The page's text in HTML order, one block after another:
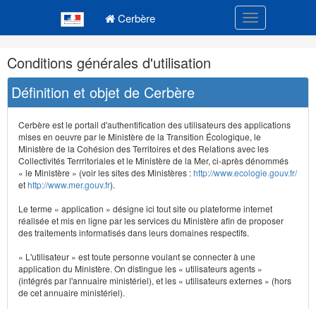
Cerbère Toggle
Navigation
et
outils
annexes
Conditions générales d'utilisation
Définition et objet de Cerbère
Cerbère est le portail d'authentification des utilisateurs des applications
mises en oeuvre par le Ministère de la Transition Écologique, le
Ministère de la Cohésion des Territoires et des Relations avec les
Collectivités Terrritoriales et le Ministère de la Mer, ci-après dénommés
« le Ministère » (voir les sites des Ministères :http://www.ecologie.gouv.fr/
ethttp://www.mer.gouv.fr).
Le terme « application » désigne ici tout site ou plateforme internet
réalisée et mis en ligne par les services du Ministère afin de proposer
des traitements informatisés dans leurs domaines respectifs.
« L'utilisateur » est toute personne voulant se connecter à une
application du Ministère. On distingue les « utilisateurs agents »
(intégrés par l'annuaire ministériel), et les « utilisateurs externes » (hors
de cet annuaire ministériel).